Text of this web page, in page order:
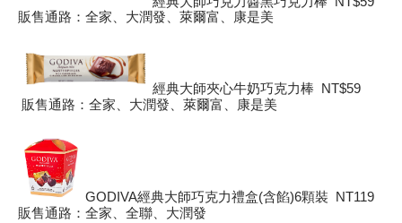
販售通路：全家、大潤發、萊爾富、康是美
經典大師夾心牛奶巧克力棒 NT$59
販售通路：全家、大潤發、萊爾富、康是美
GODIVA經典大師巧克力禮盒(含餡)6顆裝 NT119
販售通路：全家、全聯、大潤發